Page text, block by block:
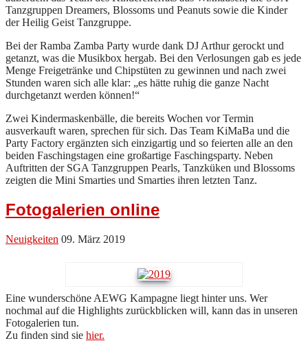
Tanzgruppen Dreamers, Blossoms und Peanuts sowie die Kinder
der Heilig Geist Tanzgruppe.
Bei der Ramba Zamba Party wurde dank DJ Arthur gerockt und
getanzt, was die Musikbox hergab. Bei den Verlosungen gab es jede
Menge Freigetränke und Chipstüten zu gewinnen und nach zwei
Stunden waren sich alle klar: „es hätte ruhig die ganze Nacht
durchgetanzt werden können!“
Zwei Kindermaskenbälle, die bereits Wochen vor Termin
ausverkauft waren, sprechen für sich. Das Team KiMaBa und die
Party Factory ergänzten sich einzigartig und so feierten alle an den
beiden Faschingstagen eine großartige Faschingsparty. Neben
Auftritten der SGA Tanzgruppen Pearls, Tanzküken und Blossoms
zeigten die Mini Smarties und Smarties ihren letzten Tanz.
Fotogalerien online
Neuigkeiten 09. März 2019
Eine wunderschöne AEWG Kampagne liegt hinter uns. Wer
nochmal auf die Highlights zurückblicken will, kann das in unseren
Fotogalerien tun.
Zu finden sind sie hier.